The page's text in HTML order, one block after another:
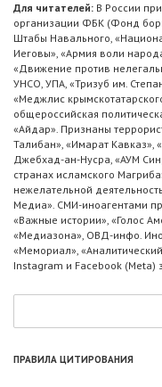
Для читателей: В России
организации ФБК (Фонд
Штабы Навального,
Иеговы», «Армия воли
«Движение против
УНСО, УПА, «Тризуб им.
«Меджлис
общероссийская
«Айдар». Признаны
Талибан», «Имарат Кавказ»,
Джебхад-ан-Нусра, «АУМ
странах исламского
нежелательной
Медиа». СМИ-иноагентами
«Важные истории», «Голос
«Медиазона», ОВД-инфо.
«Мемориал»,
Instagram и Facebook
ПРАВИЛА ЦИТИРОВАНИЯ